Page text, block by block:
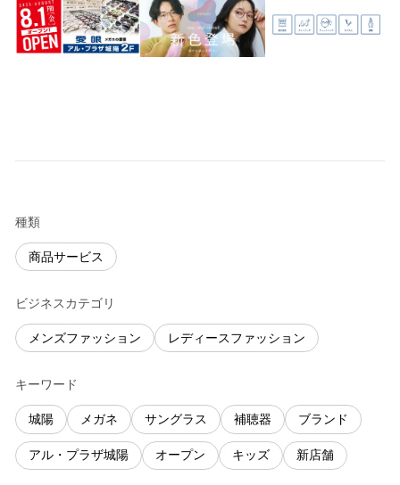
種類
商品サービス
ビジネスカテゴリ
メンズファッション レディースファッション
キーワード
城陽 メガネ サングラス 補聴器 ブランド
アル・プラザ城陽 オープン キッズ 新店舗